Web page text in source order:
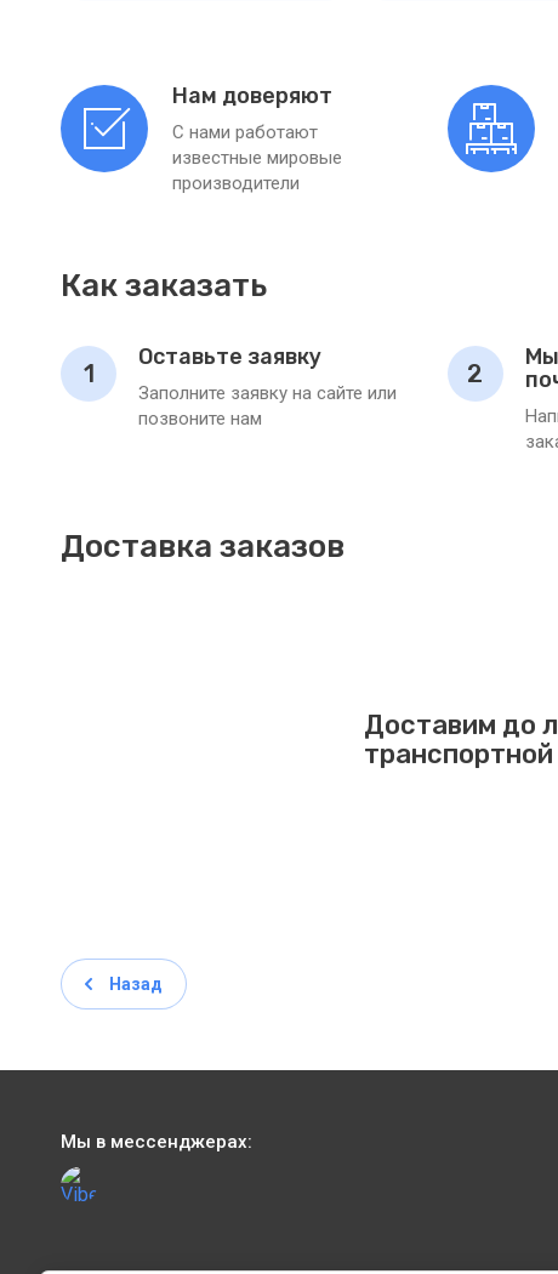
Нам доверяют
С нами работают
известные мировые
производители
Как заказать
1
Оставьте заявку
Заполните заявку на сайте или
позвоните нам
2
Доставка заказов
Доставим до
Назад
Мы в мессенджерах: